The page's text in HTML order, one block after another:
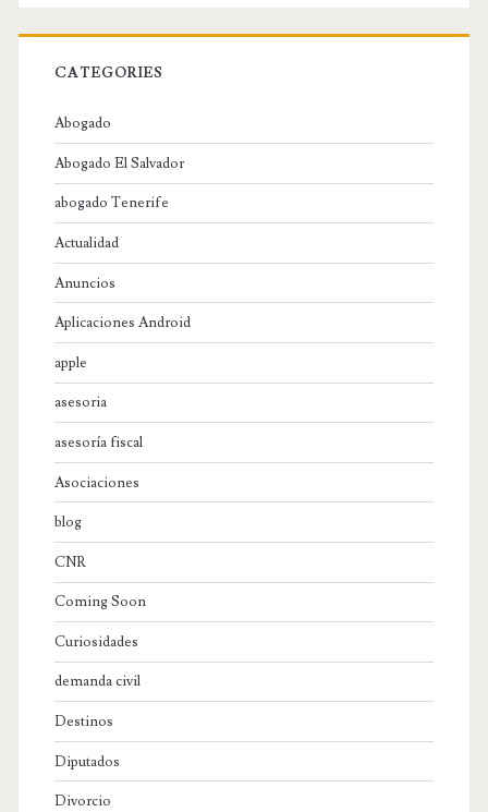
CATEGORIES
Abogado
Abogado El Salvador
abogado Tenerife
Actualidad
Anuncios
Aplicaciones Android
apple
asesoria
asesoría fiscal
Asociaciones
blog
CNR
Coming Soon
Curiosidades
demanda civil
Destinos
Diputados
Divorcio